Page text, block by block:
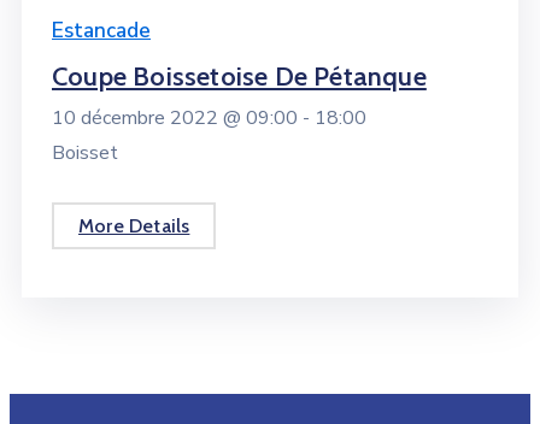
Estancade
Coupe Boissetoise De Pétanque
10 décembre 2022 @ 09:00 - 18:00
Boisset
More Details